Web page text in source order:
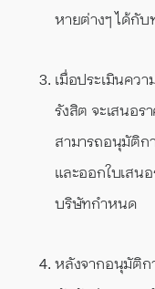
หายต่างๆ ได้กับ
เมื่อประเมินคว
รังสิต จะเสนอร
สามารถอนุมัติก
และออกใบเสน
บริษัทกำหนด
หลังจากอนุมัติก